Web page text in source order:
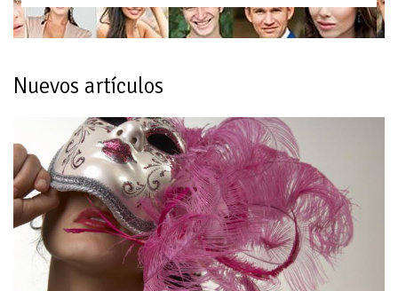
Nuevos artículos